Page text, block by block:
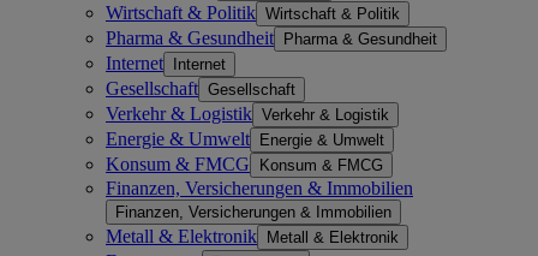
Wirtschaft & Politik Wirtschaft & Politik
Pharma & Gesundheit Pharma & Gesundheit
Internet Internet
Gesellschaft Gesellschaft
Verkehr & Logistik Verkehr & Logistik
Energie & Umwelt Energie & Umwelt
Konsum & FMCG Konsum & FMCG
Finanzen, Versicherungen & Immobilien
Finanzen, Versicherungen & Immobilien
Metall & Elektronik Metall & Elektronik